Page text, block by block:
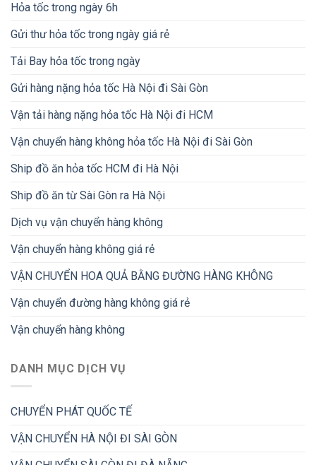
Hỏa tốc trong ngày 6h
Gửi thư hỏa tốc trong ngày giá rẻ
Tải Bay hỏa tốc trong ngày
Gửi hàng nặng hỏa tốc Hà Nội đi Sài Gòn
Vận tải hàng nặng hỏa tốc Hà Nội đi HCM
Vận chuyển hàng không hỏa tốc Hà Nội đi Sài Gòn
Ship đồ ăn hỏa tốc HCM đi Hà Nội
Ship đồ ăn từ Sài Gòn ra Hà Nội
Dịch vụ vận chuyển hàng không
Vận chuyển hàng không giá rẻ
VẬN CHUYỂN HOA QUẢ BẰNG ĐƯỜNG HÀNG KHÔNG
Vận chuyển đường hàng không giá rẻ
Vận chuyển hàng không
DANH MỤC DỊCH VỤ
CHUYỂN PHÁT QUỐC TẾ
VẬN CHUYỂN HÀ NỘI ĐI SÀI GÒN